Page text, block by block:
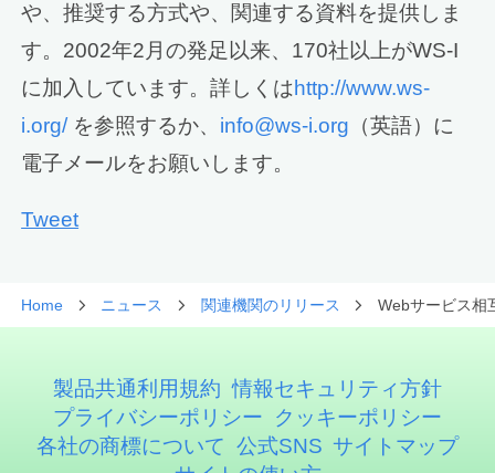
や、推奨する方式や、関連する資料を提供しま
す。2002年2月の発足以来、170社以上がWS-I
に加入しています。詳しくはhttp://www.ws-
i.org/を参照するか、 info@ws-i.org （英語）に
電子メールをお願いします。
Tweet
Home ニュース 関連機関のリリース Webサービス相
製品共通利用規約 情報セキュリティ方針
プライバシーポリシー
クッキーポリシー
各社の商標について 公式SNS サイトマップ